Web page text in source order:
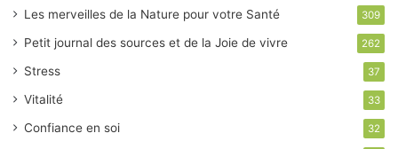
Les merveilles de la Nature pour votre Santé 309
Petit journal des sources et de la Joie de vivre 262
Stress 37
Vitalité 33
Confiance en soi 32